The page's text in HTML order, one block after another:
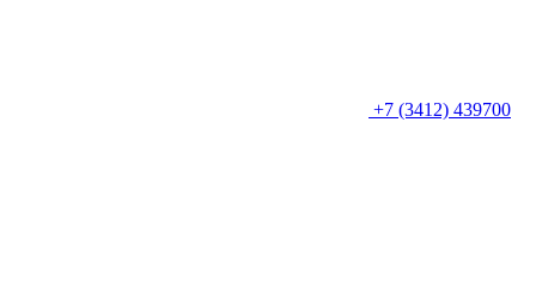
+7 (3412) 439700